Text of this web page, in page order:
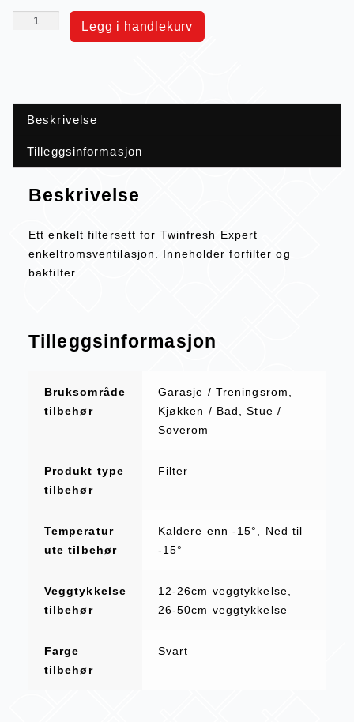
Legg i handlekurv
Beskrivelse
Tilleggsinformasjon
Beskrivelse
Ett enkelt filtersett for Twinfresh Expert
enkeltromsventilasjon. Inneholder forfilter og
bakfilter.
Tilleggsinformasjon
Bruksområde
tilbehør
Garasje / Treningsrom,
Kjøkken / Bad, Stue /
Soverom
Produkt type
tilbehør
Filter
Temperatur
ute tilbehør
Kaldere enn -15°, Ned til
-15°
Veggtykkelse
tilbehør
12-26cm veggtykkelse,
26-50cm veggtykkelse
Farge
tilbehør
Svart